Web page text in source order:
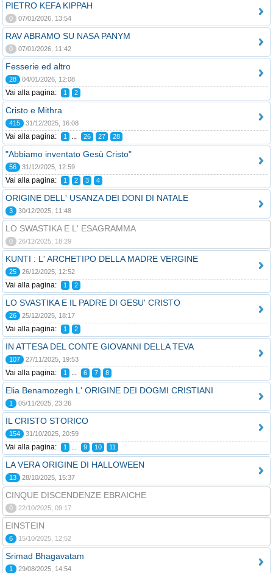
PIETRO KEFA KIPPAH
0 07/01/2026, 13:54
RAV ABRAMO SU NASA PANYM
0 07/01/2026, 11:42
Fesserie ed altro
28 04/01/2026, 12:08
Vai alla pagina: 1 2
Cristo e Mithra
415 31/12/2025, 16:08
Vai alla pagina: 1 ... 26 27 28
"Abbiamo inventato Gesù Cristo"
56 31/12/2025, 12:59
Vai alla pagina: 1 2 3 4
ORIGINE DELL' USANZA DEI DONI DI NATALE
3 30/12/2025, 11:48
LO SWASTIKA E L' ESAGRAMMA
0 26/12/2025, 18:29
KUNTI : L' ARCHETIPO DELLA MADRE VERGINE
25 26/12/2025, 12:52
Vai alla pagina: 1 2
LO SVASTIKA E IL PADRE DI GESU' CRISTO
26 25/12/2025, 18:17
Vai alla pagina: 1 2
IN ATTESA DEL CONTE GIOVANNI DELLA TEVA
107 27/11/2025, 19:53
Vai alla pagina: 1 ... 6 7 8
Elia Benamozegh L' ORIGINE DEI DOGMI CRISTIANI
1 05/11/2025, 23:26
IL CRISTO STORICO
154 31/10/2025, 20:59
Vai alla pagina: 1 ... 9 10 11
LA VERA ORIGINE DI HALLOWEEN
13 28/10/2025, 15:37
CINQUE DISCENDENZE EBRAICHE
0 22/10/2025, 09:17
EINSTEIN
6 15/10/2025, 12:52
Srimad Bhagavatam
1 29/08/2025, 14:54